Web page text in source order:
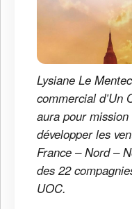
Lysiane Le
commercial d’Un
aura pour
développer les
France – Nord –
des 22
UOC.